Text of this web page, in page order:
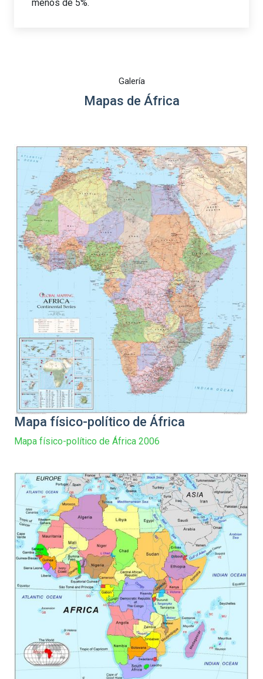
menos de 5%.
Galería
Mapas de África
Mapa físico-político de África
Mapa físico-político de África 2006